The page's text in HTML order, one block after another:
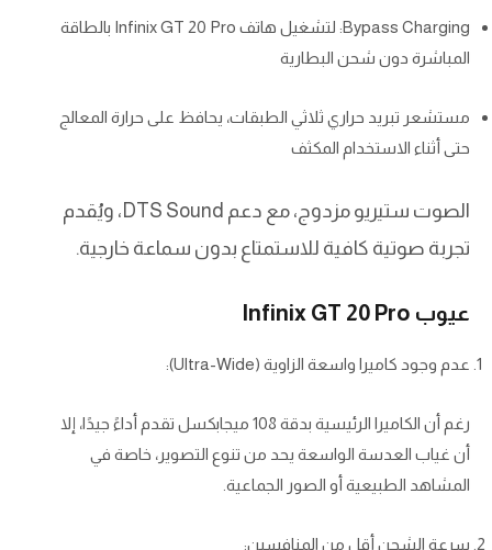
Bypass Charging: لتشغيل هاتف Infinix GT 20 Pro بالطاقة
المباشرة دون شحن البطارية
مستشعر تبريد حراري ثلاثي الطبقات، يحافظ على حرارة المعالج
حتى أثناء الاستخدام المكثف
الصوت ستيريو مزدوج، مع دعم DTS Sound، ويُقدم
تجربة صوتية كافية للاستمتاع بدون سماعة خارجية.
عيوب Infinix GT 20 Pro
عدم وجود كاميرا واسعة الزاوية (Ultra-Wide):
رغم أن الكاميرا الرئيسية بدقة 108 ميجابكسل تقدم أداءً جيدًا، إلا
أن غياب العدسة الواسعة يحد من تنوع التصوير، خاصة في
المشاهد الطبيعية أو الصور الجماعية.
سرعة الشحن أقل من المنافسين: